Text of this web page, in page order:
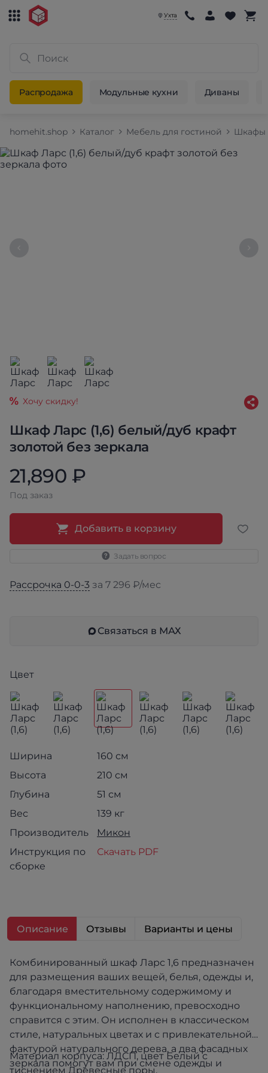
Ухта
Распродажа Модульные кухни Диваны
homehit.shop Каталог Мебель для гостиной Шкафы
Шкаф Ларс (1,6) белый/дуб крафт
золотой без зеркала
Хочу скидку!
21,890 ₽
Под заказ
Добавить в корзину
Задать вопрос
Рассрочка 0-0-3 за 7 296 ₽/мес
Связаться в МАХ
Цвет
Ширина
160 см
Высота
210 см
Глубина
51 см
Вес
139 кг
Производитель
Микон
Инструкция по
сборке
Скачать PDF
Описание Отзывы Варианты и цены
Комбинированный шкаф Ларс 1,6 предназначен
для размещения ваших вещей, белья, одежды и,
благодаря вместительному содержимому и
функциональному наполнению, превосходно
справится с этим. Он исполнен в классическом
стиле, натуральных цветах и с привлекательной
фактурой натурального дерева, а два фасадных
зеркала помогут вам при смене одежды и
Материал корпуса: ЛДСП, цвет Белый с
тиснением Древесные поры.